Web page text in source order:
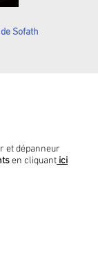
Sofath
et dépanneur
en cliquant ici